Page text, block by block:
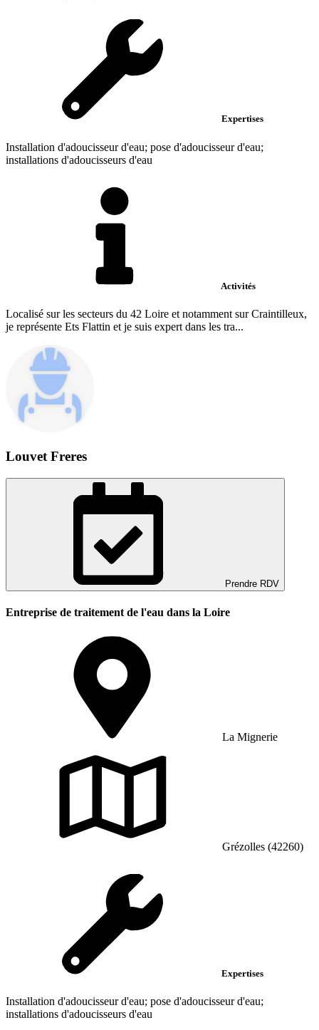
Expertises
Installation d'adoucisseur d'eau; pose d'adoucisseur d'eau;
installations d'adoucisseurs d'eau
Activités
Localisé sur les secteurs du 42 Loire et notamment sur Craintilleux,
je représente Ets Flattin et je suis expert dans les tra...
Louvet Freres
Prendre RDV
Entreprise de traitement de l'eau dans la Loire
La Mignerie
Grézolles (42260)
Expertises
Installation d'adoucisseur d'eau; pose d'adoucisseur d'eau;
installations d'adoucisseurs d'eau